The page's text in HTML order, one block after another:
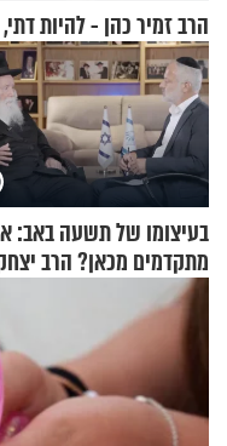
הרב זמיר כהן - להיות
בעיצומו של תשעה באב:
מתקדמים מכאן? הרב
גרוסמן בשיחה מיוחדת